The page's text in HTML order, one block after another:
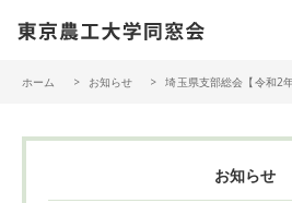
ホーム お知らせ 埼玉県支部総会【令和2
お知らせ